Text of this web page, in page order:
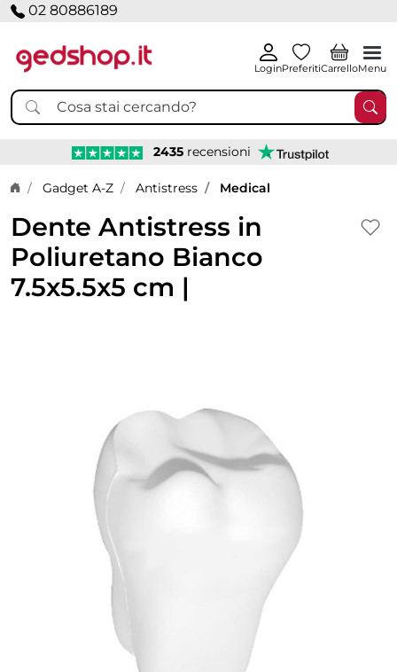
02 80886189
LoginPreferitiCarrelloMenu
2435 recensioni
Home page
Gadget A-Z Antistress Medical
Dente Antistress in
Poliuretano Bianco
7.5x5.5x5 cm |